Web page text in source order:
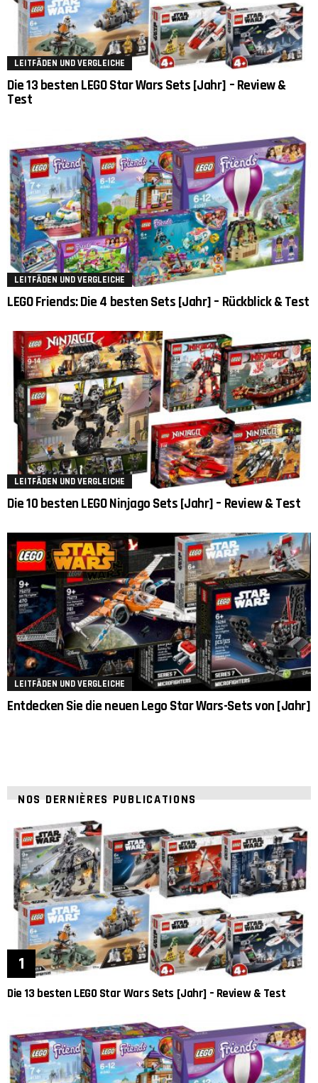
LEITFÄDEN UND VERGLEICHE
Die 13 besten LEGO Star Wars Sets [Jahr] – Review &
Test
LEITFÄDEN UND VERGLEICHE
LEGO Friends: Die 4 besten Sets [Jahr] – Rückblick & Test
LEITFÄDEN UND VERGLEICHE
Die 10 besten LEGO Ninjago Sets [Jahr] – Review & Test
LEITFÄDEN UND VERGLEICHE
Entdecken Sie die neuen Lego Star Wars-Sets von [Jahr]
NOS DERNIÈRES PUBLICATIONS
Die 13 besten LEGO Star Wars Sets [Jahr] – Review & Test